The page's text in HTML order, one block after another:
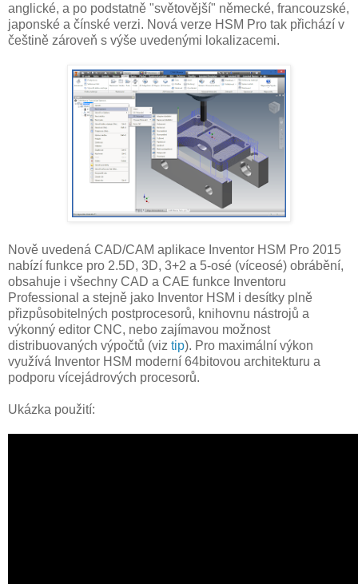
anglické, a po podstatně "světovější" německé, francouzské,
japonské a čínské verzi. Nová verze HSM Pro tak přichází v
češtině zároveň s výše uvedenými lokalizacemi.
Nově uvedená CAD/CAM aplikace Inventor HSM Pro 2015
nabízí funkce pro 2.5D, 3D, 3+2 a 5-osé (víceosé) obrábění,
obsahuje i všechny CAD a CAE funkce Inventoru
Professional a stejně jako Inventor HSM i desítky plně
přizpůsobitelných postprocesorů, knihovnu nástrojů a
výkonný editor CNC, nebo zajímavou možnost
distribuovaných výpočtů (viz tip). Pro maximální výkon
využívá Inventor HSM moderní 64bitovou architekturu a
podporu vícejádrových procesorů.
Ukázka použití: